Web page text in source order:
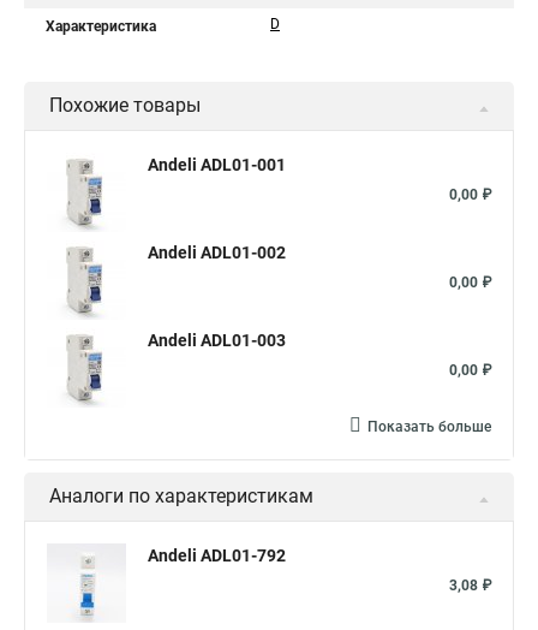
Характеристика D
Похожие товары
Andeli ADL01-001
0,00 ₽
Andeli ADL01-002
0,00 ₽
Andeli ADL01-003
0,00 ₽
Показать больше
Аналоги по характеристикам
Andeli ADL01-792
3,08 ₽